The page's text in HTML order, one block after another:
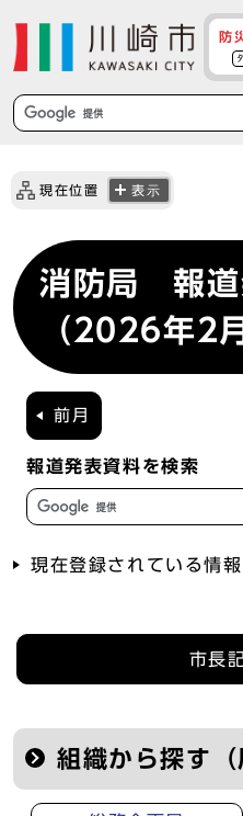
防
現在位置 表示
消防局 報道
（2026年2
前月
報道発表資料を検索
現在登録されている情報
市長
組織から探す（